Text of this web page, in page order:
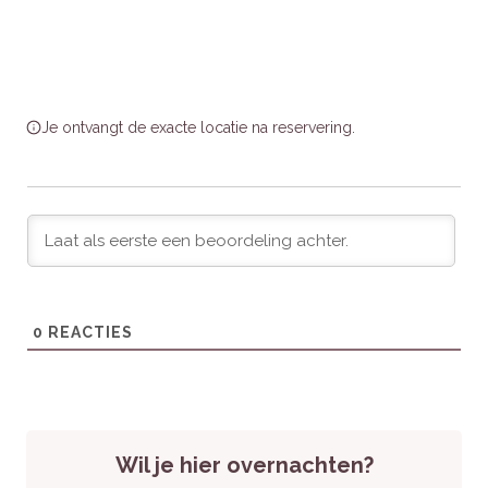
Toegankelijkheid:Geschikt voor volwassenen en
gezinnen, kamers bereikbaar via trappen
Kosten:Inclusief ontbijt, toeristenbelasting van
Je ontvangt de exacte locatie na reservering.
0 REACTIES
Wil je hier overnachten?